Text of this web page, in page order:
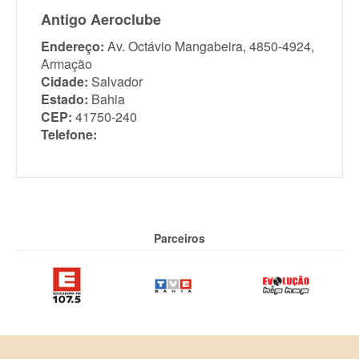
Antigo Aeroclube
Endereço: Av. Octávio Mangabeira, 4850-4924,
Armação
Cidade: Salvador
Estado: Bahia
CEP: 41750-240
Telefone:
Parceiros